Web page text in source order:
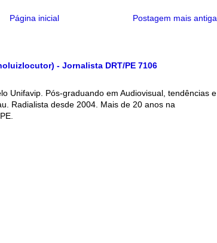
Postagem mais antiga
Página inicial
- Jornalista DRT/PE 7106
Unifavip. Pós-graduando em Audiovisual, tendências e
Radialista desde 2004. Mais de 20 anos na